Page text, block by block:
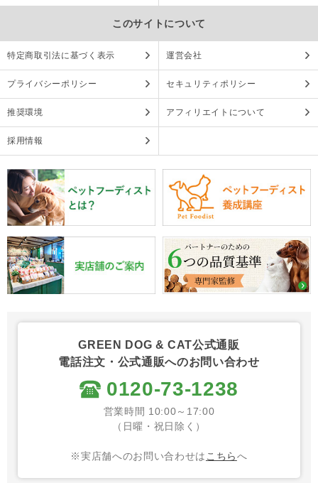
このサイトについて
特定商取引法に基づく表示 運営会社
プライバシーポリシー セキュリティポリシー
推奨環境 アフィリエイトについて
採用情報
GREEN DOG & CAT公式通販
電話注文・公式通販へのお問い合わせ
0120-73-1238
営業時間 10:00～17:00
（日曜・祝日除く）
※実店舗へのお問い合わせは こちらへ